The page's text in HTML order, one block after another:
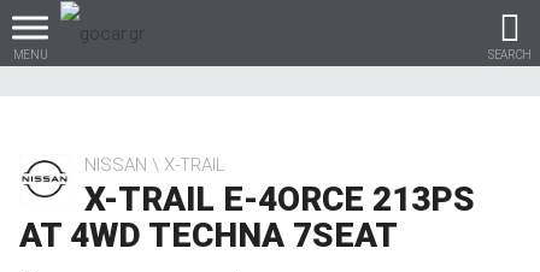
MENU SEARCH
Βρες τα πάντα για το
αυτοκίνητο!
NISSAN X-TRAIL
X-TRAIL E-4ORCE 213PS
AT 4WD TECHNA 7SEAT